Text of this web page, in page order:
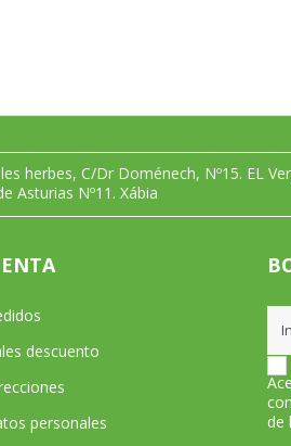
herbes, C/Dr Doménech, Nº15. EL
Asturias Nº11. Xábia
descuento
personales
de